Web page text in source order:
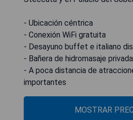
- Ubicación céntrica
- Conexión WiFi gratuita
- Desayuno buffet e italiano
- Bañera de hidromasaje privada
- A poca distancia de
importantes
MOSTRAR